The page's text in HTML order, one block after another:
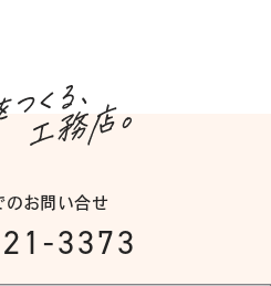
のお問い合せ
3373